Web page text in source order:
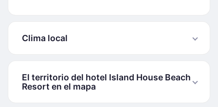
Clima local
El territorio del hotel Island House Beach
Resort en el mapa